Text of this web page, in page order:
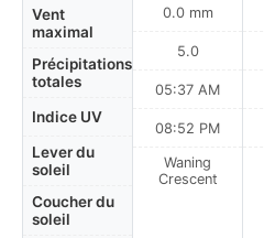
Vent
maximal
Précipitations
totales
Indice UV
Lever du
soleil
Coucher du
soleil
0.0 mm
5.0
05:37 AM
08:52 PM
Waning
Crescent